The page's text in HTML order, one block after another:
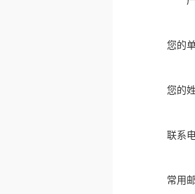
您的
您的
联系
常用